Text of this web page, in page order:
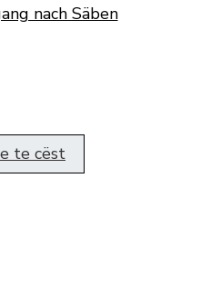
nach Säben
te cëst